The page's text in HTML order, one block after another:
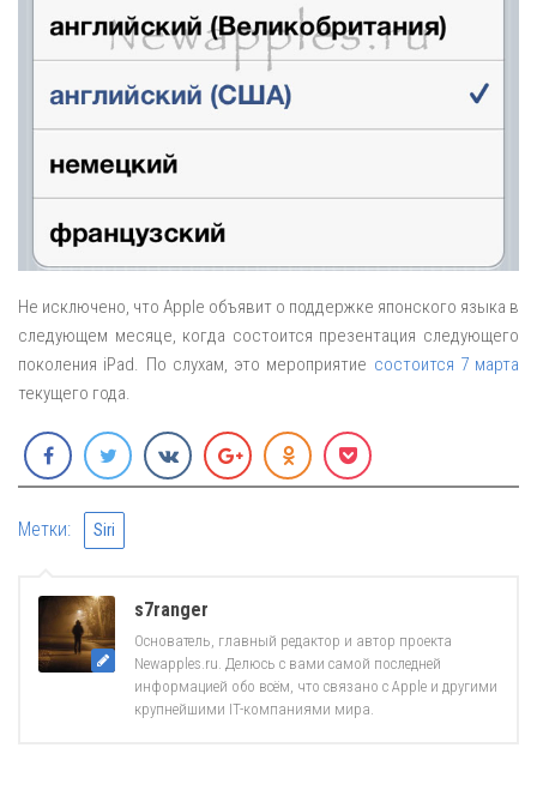
Не исключено, что Apple объявит о поддержке японского языка в
следующем месяце, когда состоится презентация следующего
поколения iPad. По слухам, это мероприятие состоится 7 марта
текущего года.
Метки: Siri
s7ranger
Основатель, главный редактор и автор проекта
Newapples.ru. Делюсь с вами самой последней
информацией обо всём, что связано с Apple и другими
крупнейшими IT-компаниями мира.